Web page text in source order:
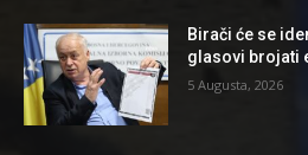
Birači će se
glasovi brojati
5 Augusta, 2026